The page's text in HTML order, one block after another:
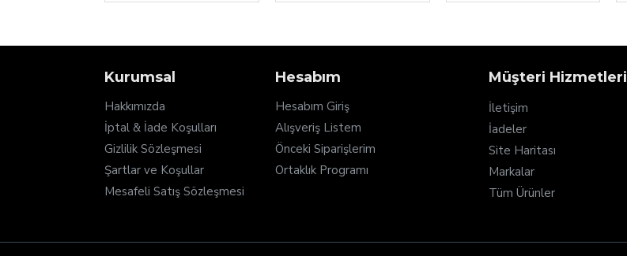
Kurumsal
Hakkımızda
İptal & İade Koşulları
Gizlilik Sözleşmesi
Şartlar ve Koşullar
Mesafeli Satış Sözleşmesi
Hesabım
Hesabım Giriş
Alışveriş Listem
Önceki Siparişlerim
Ortaklık Programı
Müşteri Hizmetleri
İletişim
İadeler
Site Haritası
Markalar
Tüm Ürünler